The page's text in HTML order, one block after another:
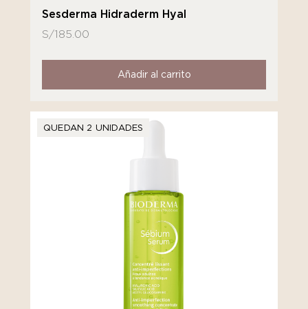
Sesderma Hidraderm Hyal
S/185.00
Añadir al carrito
QUEDAN 2 UNIDADES